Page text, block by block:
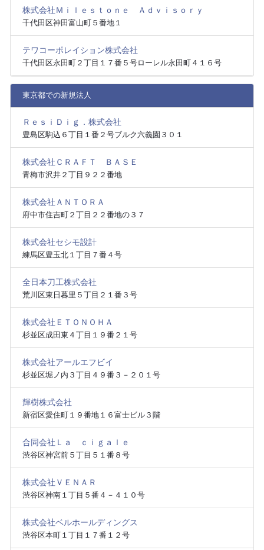
株式会社Ｍｉｌｅｓｔｏｎｅ Ａｄｖｉｓｏｒｙ
千代田区神田富山町５番地１
テワコーポレイション株式会社
千代田区永田町２丁目１７番５号ローレル永田町４１６号
東京都での新規法人
ＲｅｓｉＤｉｇ．株式会社
豊島区駒込６丁目１番２号ブルク六義園３０１
株式会社ＣＲＡＦＴ ＢＡＳＥ
青梅市沢井２丁目９２２番地
株式会社ＡＮＴＯＲＡ
府中市住吉町２丁目２２番地の３７
株式会社セシモ設計
練馬区豊玉北１丁目７番４号
全日本刀工株式会社
荒川区東日暮里５丁目２１番３号
株式会社ＥＴＯＮＯＨＡ
杉並区成田東４丁目１９番２１号
株式会社アールエフビイ
杉並区堀ノ内３丁目４９番３－２０１号
輝樹株式会社
新宿区愛住町１９番地１６富士ビル３階
合同会社Ｌａ ｃｉｇａｌｅ
渋谷区神宮前５丁目５１番８号
株式会社ＶＥＮＡＲ
渋谷区神南１丁目５番４－４１０号
株式会社ベルホールディングス
渋谷区本町１丁目１７番１２号